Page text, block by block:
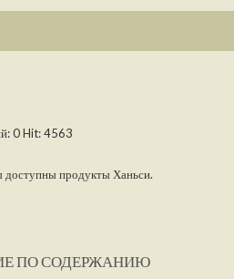
0Hit:4563
доступны продукты Ханьси.
ПО СОДЕРЖАНИЮ